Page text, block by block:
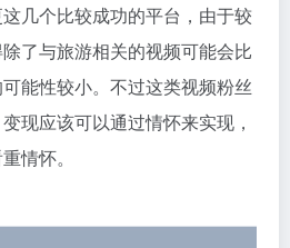
几个比较成功的平台，由于较
了与旅游相关的视频可能会比
能性较小。不过这类视频粉丝
现应该可以通过情怀来实现，
情怀。